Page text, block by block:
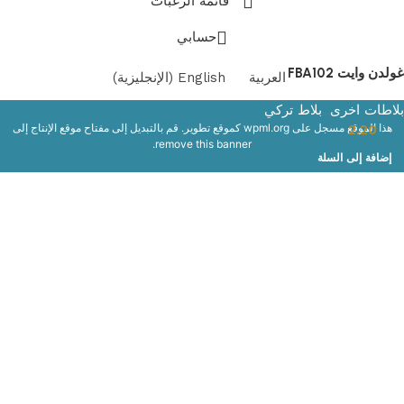
غولدن وايت FBA102
بلاطات اخرى, بلاط تركي
2.20
إضافة إلى السلة
حسابي
العربية English
(الإنجليزية)
هذا الموقع مسجل علىwpml.org كموقع تطوير. قم بالتبديل إلى مفتاح موقع الإنتاج إلى
remove this banner
.